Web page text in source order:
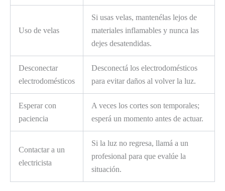
Uso de velas
Si usas velas, mantenélas lejos de
materiales inflamables y nunca las
dejes desatendidas.
Desconectar
electrodomésticos
Desconectá los electrodomésticos
para evitar daños al volver la luz.
Esperar con
paciencia
A veces los cortes son temporales;
esperá un momento antes de actuar.
Contactar a un
electricista
Si la luz no regresa, llamá a un
profesional para que evalúe la
situación.